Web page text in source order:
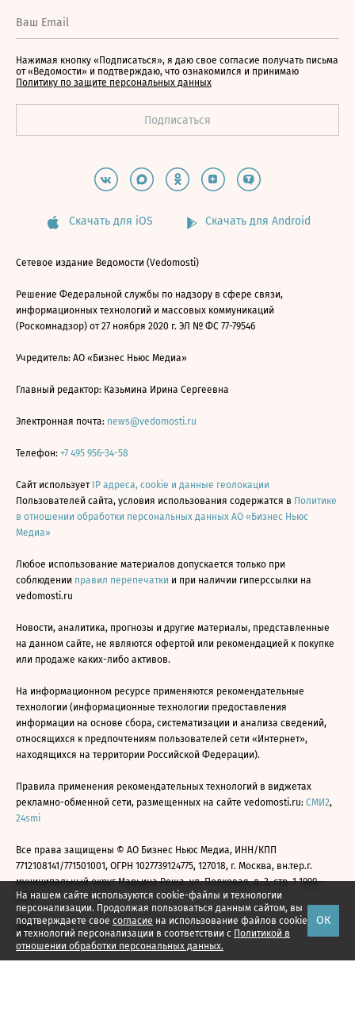
На нашем сайте используются cookie-файлы и технологии
персонализации. Продолжая пользоваться данным сайтом, вы
подтверждаете свое согласие на использование файлов cookie
и технологий персонализации в соответствии с Политикой в
отношении обработки персональных данных.
ОК
Нажимая кнопку «Подписаться», я даю свое согласие получать письма
от «Ведомости» и подтверждаю, что ознакомился и принимаю
Политику по защите персональных данных
Скачать для iOS Скачать для Android
Сетевое издание Ведомости (Vedomosti)
Решение Федеральной службы по надзору в сфере связи,
информационных технологий и массовых коммуникаций
(Роскомнадзор) от 27 ноября 2020 г. ЭЛ № ФС 77-79546
Учредитель: АО «Бизнес Ньюс Медиа»
Главный редактор: Казьмина Ирина Сергеевна
Электронная почта: news@vedomosti.ru
Телефон: +7 495 956-34-58
Сайт использует IP адреса, cookie и данные геолокации
Пользователей сайта, условия использования содержатся в Политике
в отношении обработки персональных данных АО «Бизнес Ньюс
Медиа»
Любое использование материалов допускается только при
соблюдении правил перепечатки и при наличии гиперссылки на
vedomosti.ru
Новости, аналитика, прогнозы и другие материалы, представленные
на данном сайте, не являются офертой или рекомендацией к покупке
или продаже каких-либо активов.
На информационном ресурсе применяются рекомендательные
технологии (информационные технологии предоставления
информации на основе сбора, систематизации и анализа сведений,
относящихся к предпочтениям пользователей сети «Интернет»,
находящихся на территории Российской Федерации).
Правила применения рекомендательных технологий в виджетах
рекламно-обменной сети, размещенных на сайте vedomosti.ru: СМИ2,
24smi
Все права защищены © АО Бизнес Ньюс Медиа, ИНН/КПП
7712108141/771501001, ОГРН 1027739124775, 127018, г. Москва, вн.тер.г.
муниципальный округ Марьина Роща, ул. Полковая, д. 3, стр. 1 1999—
2026